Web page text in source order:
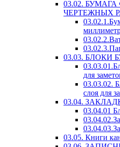
03.02.
ЧЕРТЕЖНЫХ
03.03. БЛОКИ
для
03.03.02.
слоя для
03.04.
03.04.01
03.05. Книги